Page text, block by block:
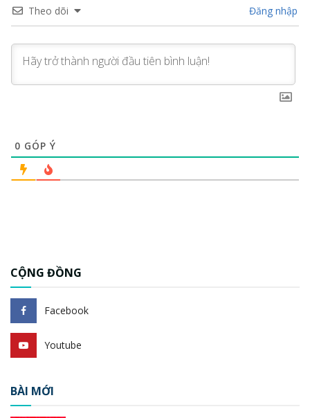
Theo dõi Đăng nhập
0 GÓP Ý
CỘNG ĐỒNG
Facebook
Youtube
BÀI MỚI